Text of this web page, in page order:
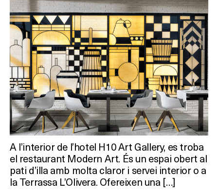
A l’interior de l’hotel H10 Art Gallery, es troba
el restaurant Modern Art. És un espai obert al
pati d’illa amb molta claror i servei interior o a
la Terrassa L’Olivera. Ofereixen una […]